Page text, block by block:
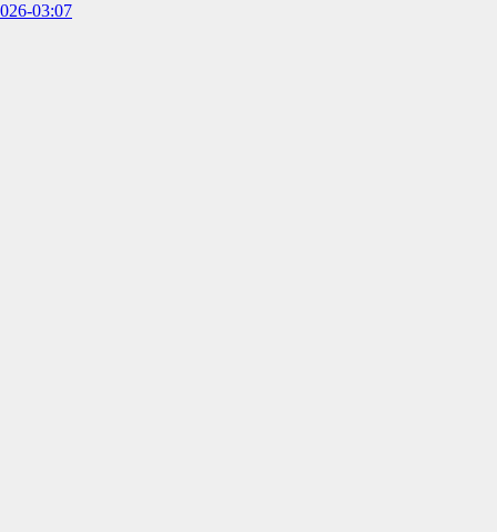
03:07